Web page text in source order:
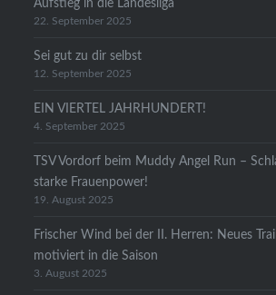
Aufstieg in die Landesliga
22. September 2025
Sei gut zu dir selbst
12. September 2025
EIN VIERTEL JAHRHUNDERT!
4. September 2025
TSV Vordorf beim Muddy Angel Run –
starke Frauenpower!
19. August 2025
Frischer Wind bei der II. Herren: Neues
motiviert in die Saison
3. August 2025